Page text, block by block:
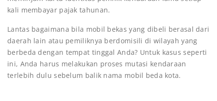
kali membayar pajak tahunan.
Lantas bagaimana bila mobil bekas yang dibeli berasal dari
daerah lain atau pemiliknya berdomisili di wilayah yang
berbeda dengan tempat tinggal Anda? Untuk kasus seperti
ini, Anda harus melakukan proses mutasi kendaraan
terlebih dulu sebelum balik nama mobil beda kota.